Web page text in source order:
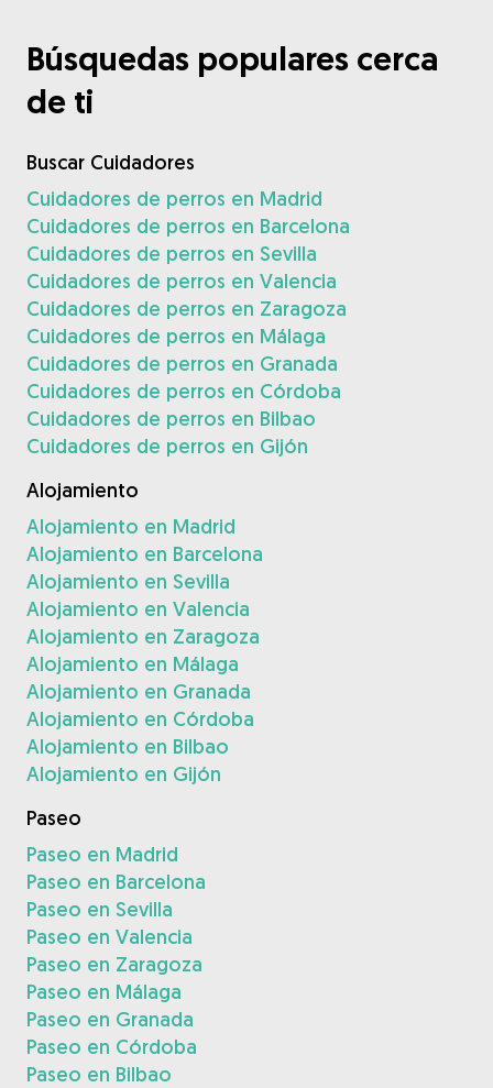
Búsquedas populares cerca
de ti
Buscar Cuidadores
Cuidadores de perros en Madrid
Cuidadores de perros en Barcelona
Cuidadores de perros en Sevilla
Cuidadores de perros en Valencia
Cuidadores de perros en Zaragoza
Cuidadores de perros en Málaga
Cuidadores de perros en Granada
Cuidadores de perros en Córdoba
Cuidadores de perros en Bilbao
Cuidadores de perros en Gijón
Alojamiento
Alojamiento en Madrid
Alojamiento en Barcelona
Alojamiento en Sevilla
Alojamiento en Valencia
Alojamiento en Zaragoza
Alojamiento en Málaga
Alojamiento en Granada
Alojamiento en Córdoba
Alojamiento en Bilbao
Alojamiento en Gijón
Paseo
Paseo en Madrid
Paseo en Barcelona
Paseo en Sevilla
Paseo en Valencia
Paseo en Zaragoza
Paseo en Málaga
Paseo en Granada
Paseo en Córdoba
Paseo en Bilbao